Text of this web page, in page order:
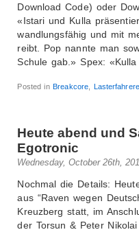
Download Code) oder
«Istari und Kulla
wandlungsfähig und mit
reibt. Pop nannte man
Schule gab.» Spex:
Posted inBreakcore
Heute abend und
Egotronic
Wednesday, October 26th,
Nochmal die Details:
aus “Raven wegen
Kreuzberg statt, im
der Torsun & Peter